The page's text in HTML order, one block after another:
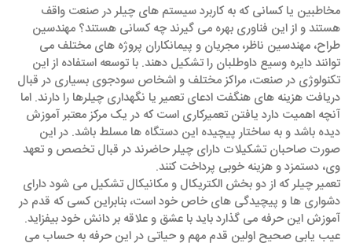
مخاطبین یا کسانی که به کاربرد سیستم های چیلر در صنعت واقف
هستند و از این فناوری بهره می ‌گیرند چه کسانی هستند؟ مهندسین
طراح، مهندسین ناظر، مجریان و پیمانکاران پروژه‌ های مختلف می
‌توانند دایره وسیع داوطلبان را تشکیل دهند. با توسعه استفاده از این
تکنولوژی در صنعت، مراکز مختلف و اشخاص سودجوی بسیاری در قبال
دریافت هزینه ‌های هنگفت ادعای تعمیر یا نگهداری چیلرها را دارند. اما
آنچه اهمیت دارد یافتن تعمیرکاری است که در یک مرکز معتبر آموزش
دیده باشد و به ساختار پیچیده این دستگاه‌ ها مسلط باشد. در این
صورت صاحبان تشکیلات دارای چیلر حاضرند در قبال تخصص و تعهد
وی، دستمزد و هزینه خوبی پرداخت کنند.
تعمیر چیلر که از دو بخش الکتریکال و مکانیکال تشکیل می ‌شود دارای
دشواری ‌ها و پیچیدگی‌ های خاص خود است، بنابراین کسی که قدم در
آموزش این حرفه می ‌گذارد باید با عشق و علاقه بر دانش خود بیفزاید.
عیب یابی صحیح اولین قدم مهم و حیاتی در این حرفه به حساب می